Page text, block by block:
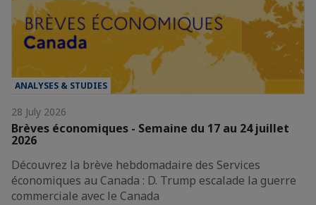
ANALYSES & STUDIES
28 July 2026
Brèves économiques - Semaine du 17 au 24 juillet
2026
Découvrez la brève hebdomadaire des Services
économiques au Canada : D. Trump escalade la guerre
commerciale avec le Canada